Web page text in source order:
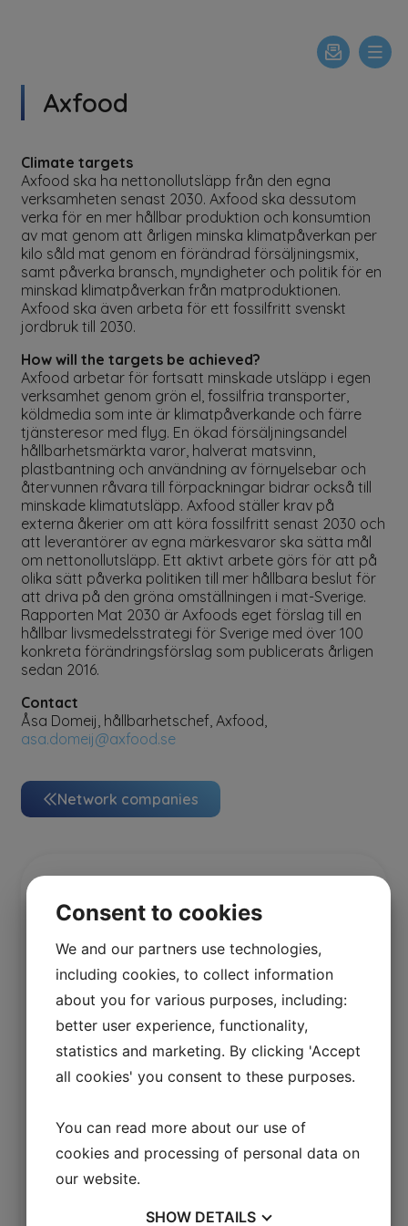
Axfood
Climate targets
Axfood ska ha nettonollutsläpp från den egna
verksamheten senast 2030. Axfood ska dessutom
verka för en mer hållbar produktion och konsumtion
av mat genom att årligen minska klimatpåverkan per
kilo såld mat genom en förändrad försäljningsmix,
samt påverka bransch, myndigheter och politik för en
minskad klimatpåverkan från matproduktionen.
Axfood ska även arbeta för ett fossilfritt svenskt
jordbruk till 2030.
How will the targets be achieved?
Axfood arbetar för fortsatt minskade utsläpp i egen
verksamhet genom grön el, fossilfria transporter,
köldmedia som inte är klimatpåverkande och färre
tjänsteresor med flyg. En ökad försäljningsandel
hållbarhetsmärkta varor, halverat matsvinn,
plastbantning och användning av förnyelsebar och
återvunnen råvara till förpackningar bidrar också till
minskade klimatutsläpp. Axfood ställer krav på
externa åkerier om att köra fossilfritt senast 2030 och
att leverantörer av egna märkesvaror ska sätta mål
om nettonollutsläpp. Ett aktivt arbete görs för att på
olika sätt påverka politiken till mer hållbara beslut för
att driva på den gröna omställningen i mat-Sverige.
Rapporten Mat 2030 är Axfoods eget förslag till en
hållbar livsmedelsstrategi för Sverige med över 100
konkreta förändringsförslag som publicerats årligen
sedan 2016.
Contact
Åsa Domeij, hållbarhetschef, Axfood,
asa.domeij@axfood.se
Network companies
Hållbarhet är inte bara ett mervärde, det är en
nödvändighet för att stärka svensk
konkurrenskraft, idag och för framtiden. För
att lyckas krävs uthållighet och ett långsiktigt
samarbete mellan näringsliv, politiker,
myndigheter och konsumenter.
Consent to cookies
We and our partners use technologies,
including cookies, to collect information
about you for various purposes, including:
better user experience, functionality,
statistics and marketing. By clicking 'Accept
all cookies' you consent to these purposes.
You can read more about our use of
cookies and processing of personal data on
our website.
SHOW DETAILS